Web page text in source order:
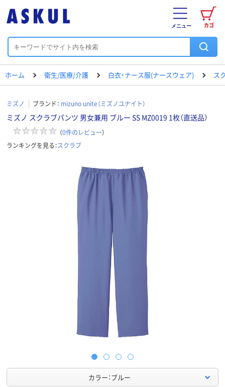
カゴ
メニュー
ホーム 衛生/医療/介護 白衣・ナース服(ナースウェア) ス
ミズノ ブランド： mizuno unite（ミズノユナイト）
ミズノ スクラブパンツ 男女兼用 ブルー SS MZ0019 1枚（直送品）
（0件のレビュー）
ランキングを見る：スクラブ
カラー：ブルー